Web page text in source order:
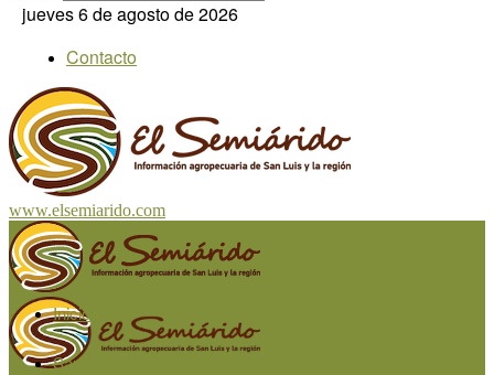
jueves 6 de agosto de 2026
Contacto
www.elsemiarido.com
Inicio
San Luis